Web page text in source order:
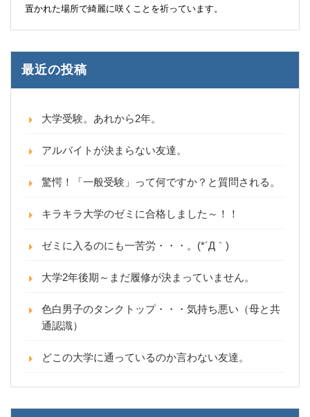
置かれた場所で綺麗に咲くことを祈っています。
最近の投稿
大学受験。あれから2年。
アルバイトが決まらない友達。
驚愕！「一般受験」って何ですか？と質問される。
キラキラ大学のゼミに合格しました～！！
ゼミに入るのにも一苦労・・・。(*´Д｀)
大学2年後期～まだ履修が決まっていません。
色白男子のタンクトップ・・・気持ち悪い（母と共
通認識）
どこの大学に通っているのか言わない友達。